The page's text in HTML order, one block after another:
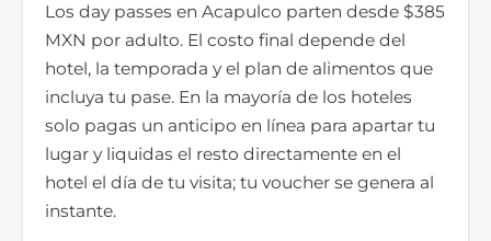
Los day passes en Acapulco parten desde $385
MXN por adulto. El costo final depende del
hotel, la temporada y el plan de alimentos que
incluya tu pase. En la mayoría de los hoteles
solo pagas un anticipo en línea para apartar tu
lugar y liquidas el resto directamente en el
hotel el día de tu visita; tu voucher se genera al
instante.